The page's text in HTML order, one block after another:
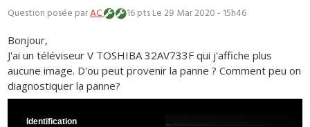
Question posée parAC 16 ptsLe 29 Mar 2020 - 15h46
Bonjour,
J'ai un téléviseur V TOSHIBA 32AV733F qui j'affiche plus
aucune image. D'ou peut provenir la panne ? Comment peu on
diagnostiquer la panne?
Identification